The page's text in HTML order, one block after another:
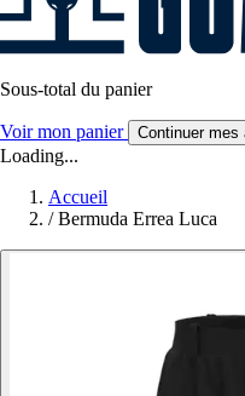
Sous-total du panier
Voir mon panier Continuer mes
Loading...
Accueil
/ Bermuda Errea Luca